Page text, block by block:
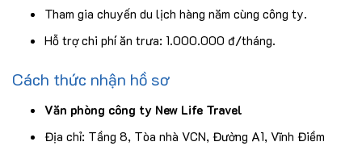
Tham gia chuyến du lịch hàng năm cùng công ty.
Hỗ trợ chi phí ăn trưa: 1.000.000 đ/tháng.
Cách thức nhận hồ sơ
Văn phòng công ty New Life Travel
Địa chỉ: Tầng 8, Tòa nhà VCN, Đường A1, Vĩnh Điềm